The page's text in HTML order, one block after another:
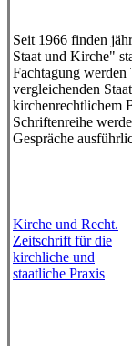
Seit 1966 finden
Staat und Kirche"
Fachtagung werden
vergleichenden
kirchenrechtlichem
Schriftenreihe
Gespräche
Kirche und Recht.
Zeitschrift für die
kirchliche und
staatliche Praxis